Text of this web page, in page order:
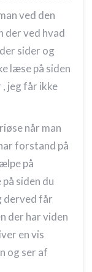
ved den
der ved hvad
sider og
læse på siden
jeg får ikke
når man
forstand på
på
siden du
derved får
der har viden
en vis
og ser af